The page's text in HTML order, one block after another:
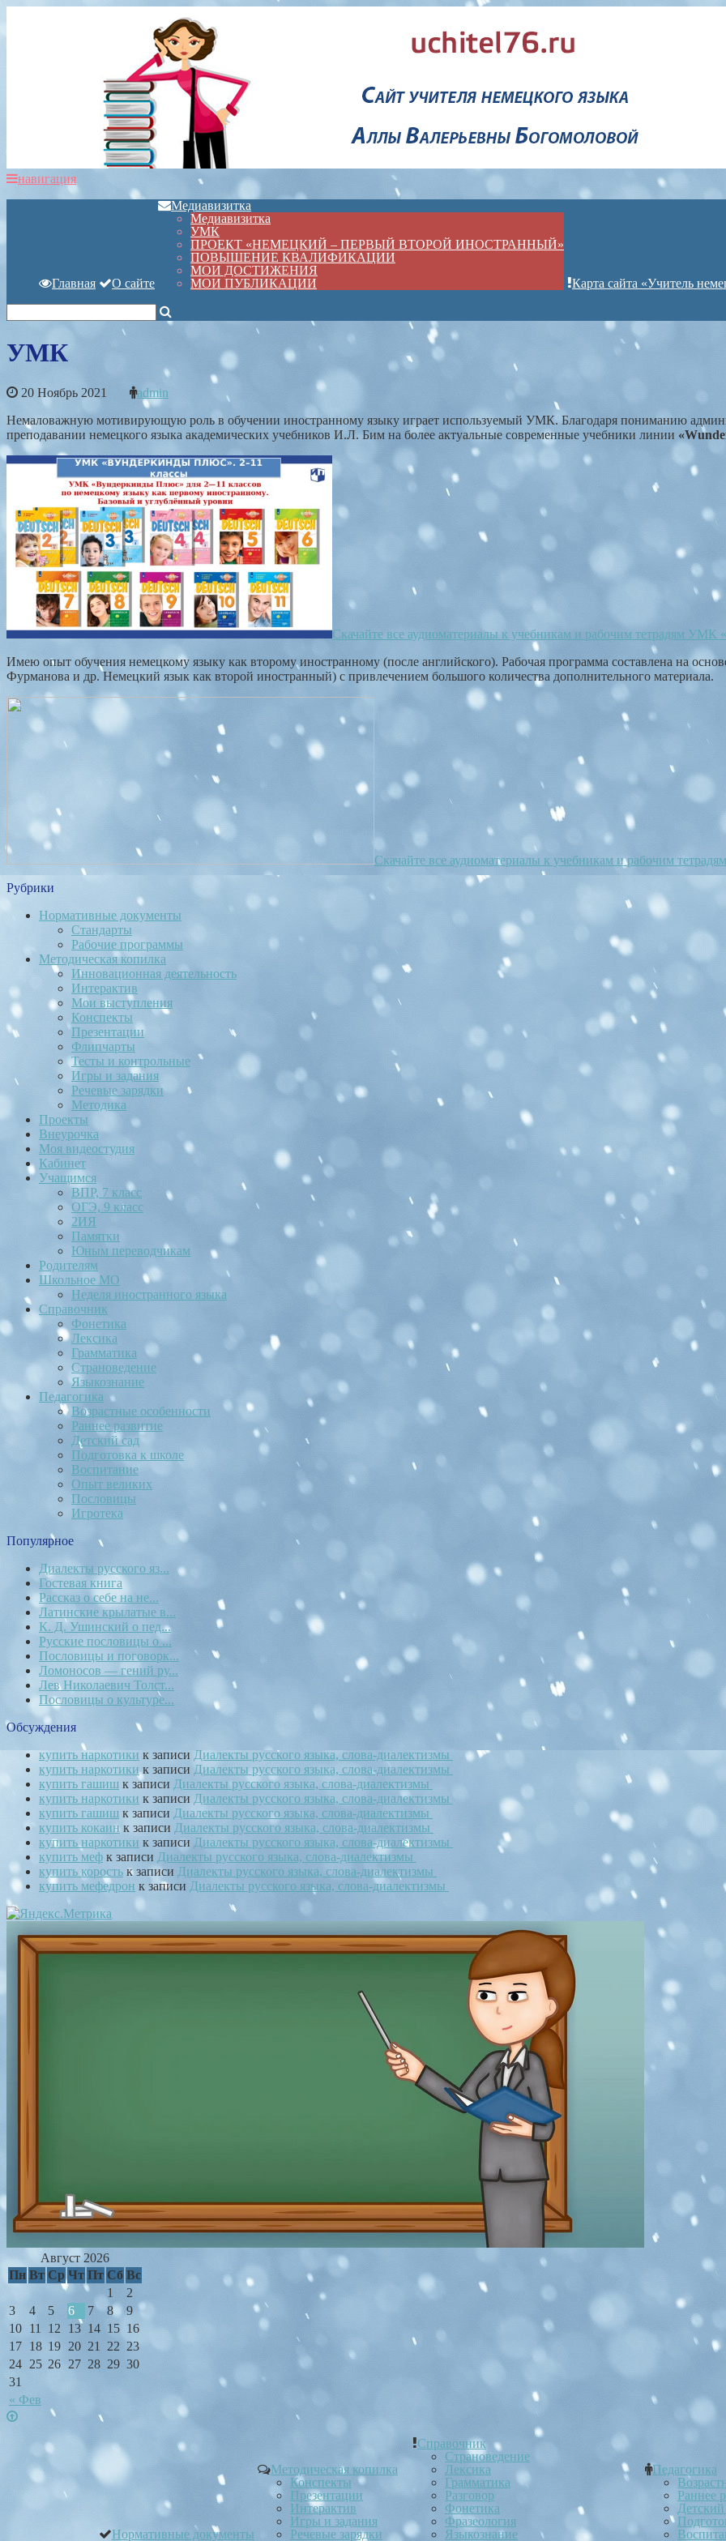
навигация
Главная О сайте
Медиавизитка
Медиавизитка
УМК
ПРОЕКТ «НЕМЕЦКИЙ – ПЕРВЫЙ ВТОРОЙ ИНОСТРАННЫЙ»
ПОВЫШЕНИЕ КВАЛИФИКАЦИИ
МОИ ДОСТИЖЕНИЯ
МОИ ПУБЛИКАЦИИ
Карта сайта «Учитель
УМК
20 Ноябрь 2021
admin
Немаловажную мотивирующую роль в обучении иностранному языку играет используемый УМК. Благодаря пониманию
преподавании немецкого языка академических учебников И.Л. Бим на более актуальные современные учебники линии
Скачайте все аудиоматериалы к учебникам и рабочим тетрадям
Имею опыт обучения немецкому языку как второму иностранному (после английского). Рабочая программа составлена на
Фурманова и др. Немецкий язык как второй иностранный) с привлечением большого количества дополнительного материала.
Скачайте все аудиоматериалы к учебникам и рабочим тетрадям
Рубрики
Нормативные документы
Стандарты
Рабочие программы
Методическая копилка
Инновационная деятельность
Интерактив
Мои выступления
Конспекты
Презентации
Флипчарты
Тесты и контрольные
Игры и задания
Речевые зарядки
Методика
Проекты
Внеурочка
Моя видеостудия
Кабинет
Учащимся
ВПР, 7 класс
ОГЭ, 9 класс
2ИЯ
Памятки
Юным переводчикам
Родителям
Школьное МО
Неделя иностранного языка
Справочник
Фонетика
Лексика
Грамматика
Страноведение
Языкознание
Педагогика
Возрастные особенности
Раннее развитие
Детский сад
Подготовка к школе
Воспитание
Опыт великих
Пословицы
Игротека
Популярное
Диалекты русского яз...
Гостевая книга
Рассказ о себе на не...
Латинские крылатые в...
К. Д. Ушинский о пед...
Русские пословицы о ...
Пословицы и поговорк...
Ломоносов — гений ру...
Лев Николаевич Толст...
Пословицы о культуре...
Обсуждения
купить наркотики к записи Диалекты русского языка, слова-диалектизмы
купить наркотикик записи Диалекты русского языка, слова-диалектизмы
купить гашиш к записи Диалекты русского языка, слова-диалектизмы
купить наркотики к записи Диалекты русского языка, слова-диалектизмы
купить гашиш к записи Диалекты русского языка, слова-диалектизмы
купить кокаин к записи Диалекты русского языка, слова-диалектизмы
купить наркотики к записи Диалекты русского языка, слова-диалектизмы
купить меф к записи Диалекты русского языка, слова-диалектизмы
купить корость к записи Диалекты русского языка, слова-диалектизмы
купить мефедрон к записи Диалекты русского языка, слова-диалектизмы
Август 2026
Пн Вт Ср Чт Пт Сб Вс
« Фев
1
2
3
4 5 6 7 8
9
10 11 12 13 14 15 16
17 18 19 20 21 22 23
24 25 26 27 28 29 30
31
Нормативные документы
Методическая копилка
Конспекты
Презентации
Интерактив
Игры и задания
Речевые зарядки
Справочник
Страноведение
Лексика
Грамматика
Разговор
Фонетика
Фразеология
Языкознание
Педагогика
Раннее
Детский